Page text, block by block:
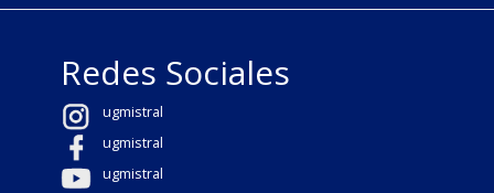
Redes Sociales
ugmistral
ugmistral
ugmistral